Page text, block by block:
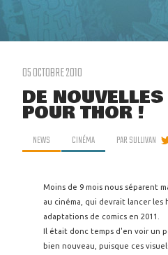
05 OCTOBRE 2010
DE
POUR THOR !
NEWS CINÉMA PARSULLIVAN
Moins de 9 mois nous séparent
au cinéma, qui devrait lancer
adaptations de comics en 2011.
Il était donc temps d'en voir un
bien nouveau, puisque ces